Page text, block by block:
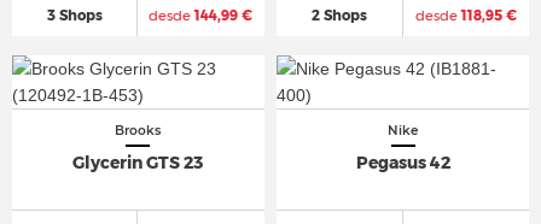
3 Shops desde144,99 € 2 Shops desde118,95 €
Brooks
Glycerin GTS 23
Nike
Pegasus 42